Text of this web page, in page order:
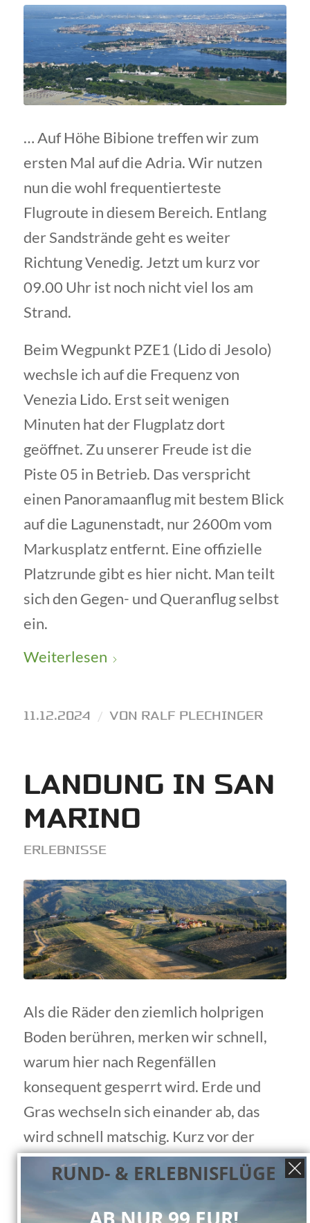
… Auf Höhe Bibione treffen wir zum
ersten Mal auf die Adria. Wir nutzen
nun die wohl frequentierteste
Flugroute in diesem Bereich. Entlang
der Sandstrände geht es weiter
Richtung Venedig. Jetzt um kurz vor
09.00 Uhr ist noch nicht viel los am
Strand.
Beim Wegpunkt PZE1 (Lido di Jesolo)
wechsle ich auf die Frequenz von
Venezia Lido. Erst seit wenigen
Minuten hat der Flugplatz dort
geöffnet. Zu unserer Freude ist die
Piste 05 in Betrieb. Das verspricht
einen Panoramaanflug mit bestem Blick
auf die Lagunenstadt, nur 2600m vom
Markusplatz entfernt. Eine offizielle
Platzrunde gibt es hier nicht. Man teilt
sich den Gegen- und Queranflug selbst
ein.
Weiterlesen
11.12.2024 / VON RALF PLECHINGER
LANDUNG IN SAN
MARINO
ERLEBNISSE
Als die Räder den ziemlich holprigen
Boden berühren, merken wir schnell,
warum hier nach Regenfällen
konsequent gesperrt wird. Erde und
Gras wechseln sich einander ab, das
wird schnell matschig. Kurz vor der
Hälfte der Bahn fällt diese auch noch
quer zur Seite nach Osten ab, man muss
also stärker das linke Seitenruder
RUND- & ERLEBNISFLÜGE